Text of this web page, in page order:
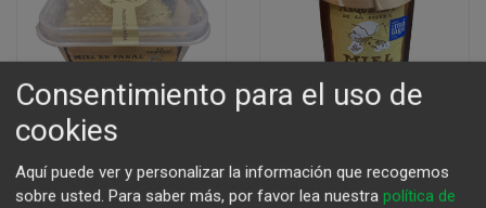
Consentimiento para el uso de
cookies
Aquí puede ver y personalizar la información que recogemos
sobre usted. Para saber más, por favor lea nuestra política de